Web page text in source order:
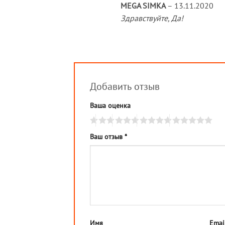
MEGA SIMKA – 13.11.2020
Здравствуйте, Да!
Добавить отзыв
Ваша оценка
Ваш отзыв *
Имя